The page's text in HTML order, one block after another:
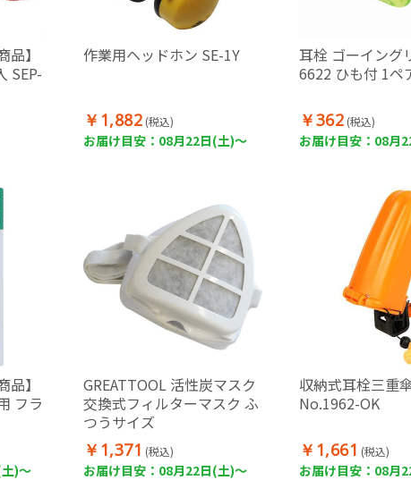
品】
SEP-
作業用ヘッドホン SE-1Y
￥1,882 (税込)
お届け目安：08月22日(土)～
耳栓 ゴーイング
6622 ひも付 1ペ
￥362 (税込)
お届け目安：08月
品】
フラ
)～
GREATTOOL 活性炭マスク
交換式フィルターマスク ふ
つうサイズ
￥1,371 (税込)
お届け目安：08月22日(土)～
収納式耳栓三重
No.1962-OK
￥1,661 (税込)
お届け目安：08月